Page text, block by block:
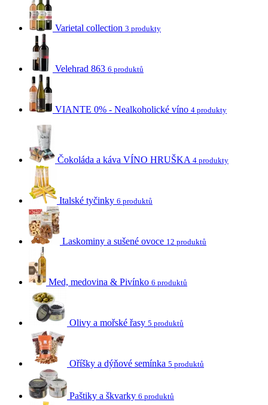
Varietal collection 3 produkty
Velehrad 863 6 produktů
VIANTE 0% - Nealkoholické víno 4 produkty
Čokoláda a káva VÍNO HRUŠKA 4 produkty
Italské tyčinky 6 produktů
Laskominy a sušené ovoce 12 produktů
Med, medovina & Pivínko 6 produktů
Olivy a mořské řasy 5 produktů
Oříšky a dýňové semínka 5 produktů
Paštiky a škvarky 6 produktů